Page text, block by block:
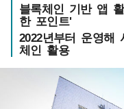
블록체인 기반 앱
한 포인트'
2022년부터 운영해
체인 활용